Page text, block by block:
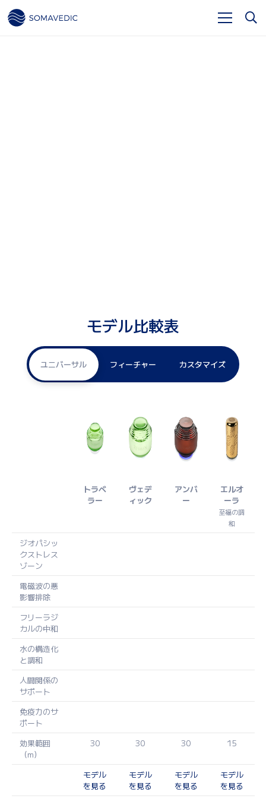
モデル比較表
ユニバーサル フィーチャー カスタマイズ
トラベ
ラー
ヴェデ
ィック
アンバ
ー
エルオ
ーラ
至福の調
和
ジオパシッ
クストレス
ゾーン
電磁波の悪
影響排除
フリーラジ
カルの中和
水の構造化
と調和
人間関係の
サポート
免疫力のサ
ポート
効果範囲
（m）
30 30 30 15
モデル
を見る
モデル
を見る
モデル
を見る
モデル
を見る